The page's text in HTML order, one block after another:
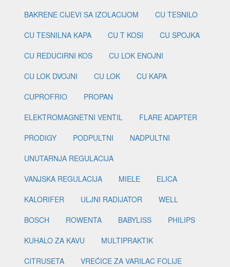
BAKRENE CIJEVI SA IZOLACIJOM
CU TESNILO
CU TESNILNA KAPA
CU T KOSI
CU SPOJKA
CU REDUCIRNI KOS
CU LOK ENOJNI
CU LOK DVOJNI
CU LOK
CU KAPA
CUPROFRIO
PROPAN
ELEKTROMAGNETNI VENTIL
FLARE ADAPTER
PRODIGY
PODPULTNI
NADPULTNI
UNUTARNJA REGULACIJA
VANJSKA REGULACIJA
MIELE
ELICA
KALORIFER
ULJNI RADIJATOR
WELL
BOSCH
ROWENTA BABYLISS
PHILIPS
KUHALO ZA KAVU
MULTIPRAKTIK
CITRUSETA
VREĆICE ZA VARILAC FOLIJE